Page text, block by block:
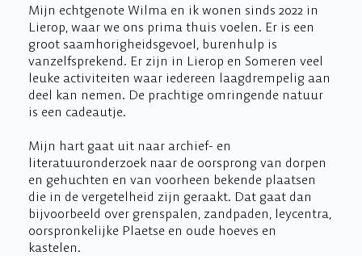
Mijn echtgenote Wilma en ik wonen sinds 2022 in
Lierop, waar we ons prima thuis voelen. Er is een
groot saamhorigheidsgevoel, burenhulp is
vanzelfsprekend. Er zijn in Lierop en Someren veel
leuke activiteiten waar iedereen laagdrempelig aan
deel kan nemen. De prachtige omringende natuur
is een cadeautje.
Mijn hart gaat uit naar archief- en
literatuuronderzoek naar de oorsprong van dorpen
en gehuchten en van voorheen bekende plaatsen
die in de vergetelheid zijn geraakt. Dat gaat dan
bijvoorbeeld over grenspalen, zandpaden, leycentra,
oorspronkelijke Plaetse en oude hoeves en
kastelen.